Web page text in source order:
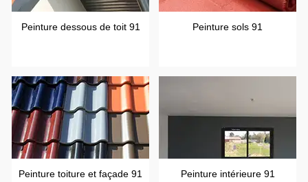
Peinture dessous de toit 91 Peinture sols 91
Peinture toiture et façade 91 Peinture intérieure 91